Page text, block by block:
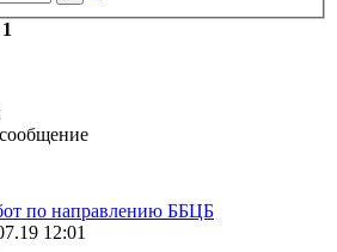
1
по направлению ББЦБ
12:01